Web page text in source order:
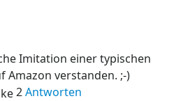
Imitation einer typischen
Amazon verstanden. ;-)
2Antworten